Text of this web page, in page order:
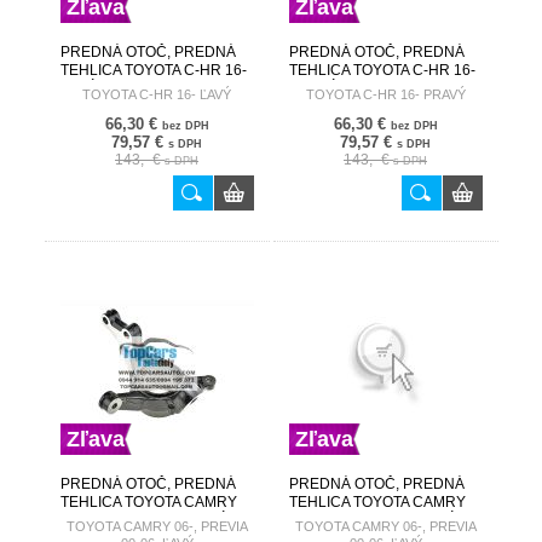
Zľava
PREDNÁ OTOČ, PREDNÁ
TEHLICA TOYOTA C-HR 16-
ĽAVÝ 43212-F4010 ZZP-TY-
TOYOTA C-HR 16- ĽAVÝ
66,30 € bez DPH
79,57 € s DPH
143,- €s DPH
Zľava
PREDNÁ OTOČ, PREDNÁ
TEHLICA TOYOTA C-HR 16-
PRAVÝ 43211-F4010 ZZP-
TOYOTA C-HR 16- PRAVÝ
66,30 € bez DPH
79,57 € s DPH
143,- €s DPH
Zľava
PREDNÁ OTOČ, PREDNÁ
TEHLICA TOYOTA CAMRY
06-, PREVIA 00-06, ĽAVÝ
43212-58010 ZZP-TY-003
TOYOTA CAMRY 06-, PREVIA
Zľava
PREDNÁ OTOČ, PREDNÁ
TEHLICA TOYOTA CAMRY
06-, PREVIA 00-06, ĽAVÝ
43212-58010 ZZP-TY-003F
TOYOTA CAMRY 06-, PREVIA